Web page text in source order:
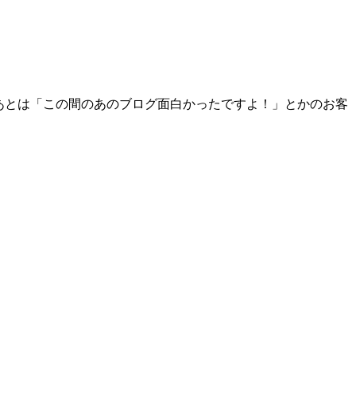
は「この間のあのブログ面白かったですよ！」とかのお客